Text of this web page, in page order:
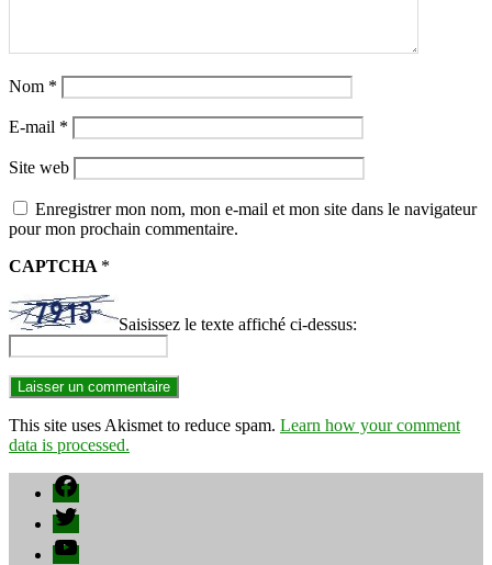
Nom *
E-mail *
Site web
Enregistrer mon nom, mon e-mail et mon site dans le navigateur
pour mon prochain commentaire.
CAPTCHA *
Saisissez le texte affiché ci-dessus:
This site uses Akismet to reduce spam. Learn how your comment
data is processed.
Facebook
Twitter
YouTube